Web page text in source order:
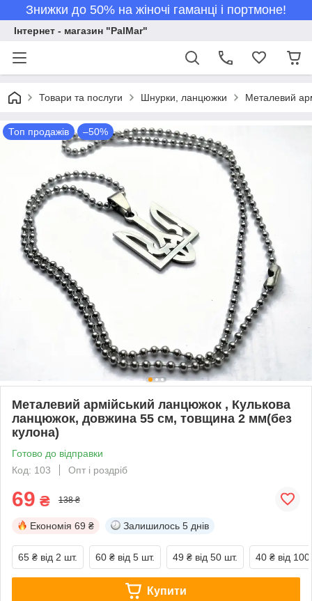
Знижки до 50% на жіночі гаманці і портмоне!
Інтернет - магазин "PalMar"
Товари та послуги Шнурки, ланцюжки Металевий
Топ продажів –50%
Металевий армійський ланцюжок , Кулькова
ланцюжок, довжина 55 см, товщина 2 мм(без
кулона)
Готово до відправки
Код: 103
Опт і роздріб
69 ₴ 138 ₴
Економія 69 ₴ Залишилось 5 днів
65 ₴ від 2 шт. 60 ₴ від 5 шт. 49 ₴ від 50 шт. 40 ₴ від
Купити